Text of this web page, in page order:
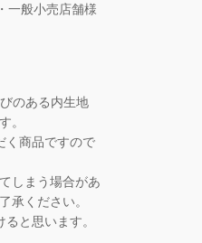
一般小売店舗様
のある内生地
。
く商品ですので
しまう場合があ
承ください。
と思います。